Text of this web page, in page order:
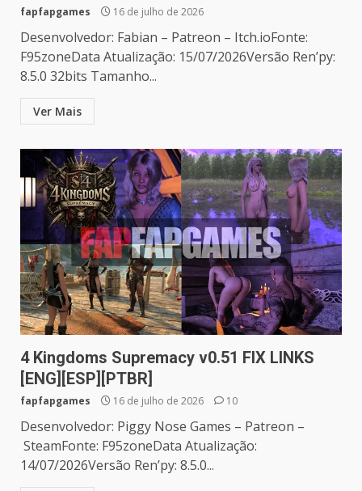
fapfapgames 16 de julho de 2026
Desenvolvedor: Fabian – Patreon – Itch.ioFonte:
F95zoneData Atualização: 15/07/2026Versão Ren’py:
8.5.0 32bits Tamanho...
Ver Mais
4 Kingdoms Supremacy v0.51 FIX LINKS
[ENG][ESP][PTBR]
fapfapgames 16 de julho de 2026 10
Desenvolvedor: Piggy Nose Games – Patreon –
SteamFonte: F95zoneData Atualização:
14/07/2026Versão Ren’py: 8.5.0...